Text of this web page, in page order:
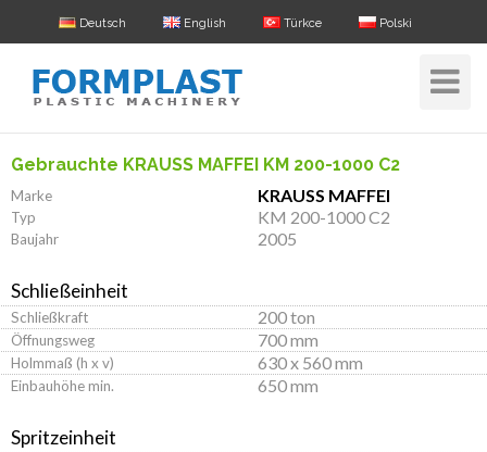
Deutsch English Türkce Polski
Toggle
Gebrauchte KRAUSS MAFFEI KM 200-1000 C2
Marke KRAUSS MAFFEI
Typ KM 200-1000 C2
Baujahr 2005
Schließeinheit
Schließkraft 200 ton
Öffnungsweg 700 mm
Holmmaß (h x v) 630 x 560 mm
Einbauhöhe min. 650 mm
Spritzeinheit